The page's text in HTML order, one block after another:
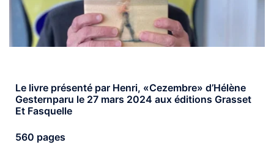
Le livre présenté par Henri, «Cezembre» d’Hélène
Gesternparu le 27 mars 2024 aux éditions Grasset
Et Fasquelle
560 pages